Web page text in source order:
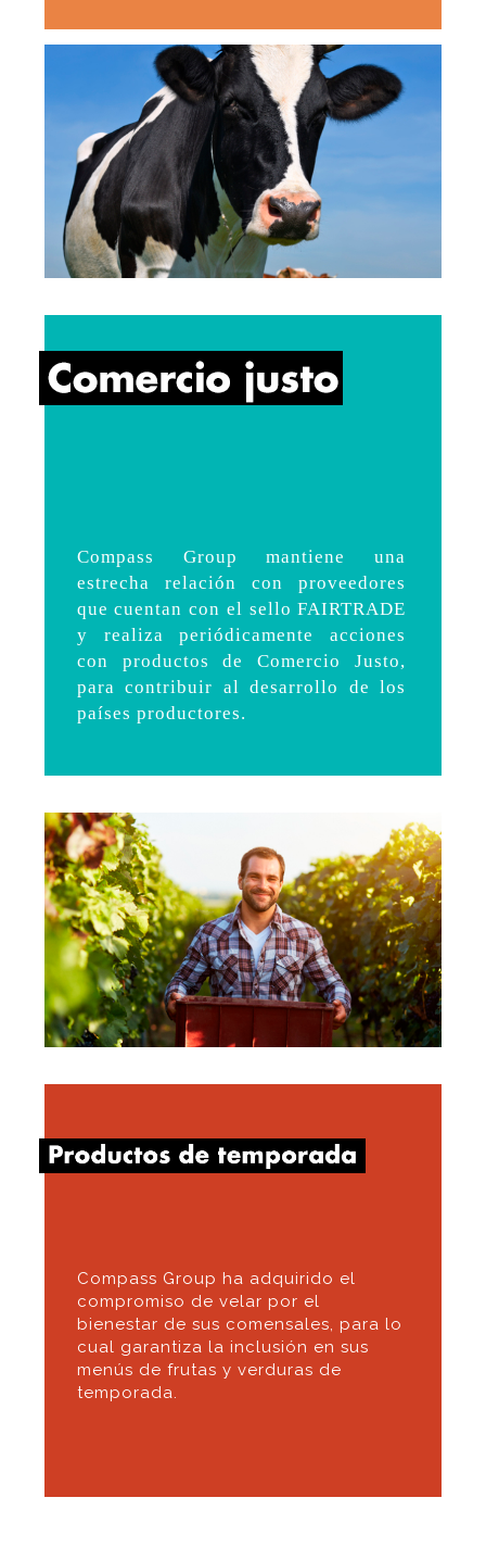
Compass Group mantiene una
estrecha relación con proveedores
que cuentan con el sello FAIRTRADE
y realiza periódicamente acciones
con productos de Comercio Justo,
para contribuir al desarrollo de los
países productores.
Compass Group ha adquirido el
compromiso de velar por el
bienestar de sus comensales, para lo
cual garantiza la inclusión en sus
menús de frutas y verduras de
temporada.